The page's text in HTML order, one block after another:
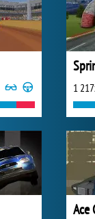
1
Ace